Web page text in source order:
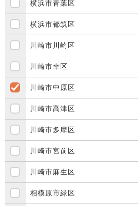
横浜市青葉区
横浜市都筑区
川崎市川崎区
川崎市幸区
川崎市中原区
川崎市高津区
川崎市多摩区
川崎市宮前区
川崎市麻生区
相模原市緑区